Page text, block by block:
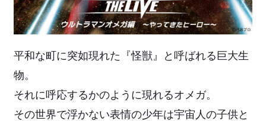
平和な町に突如現れた『怪獣』と呼ばれる巨大生
物。
それに呼応するかのように現れるオメガ。
その世界で浮かない表情の少年は宇宙人の子供と